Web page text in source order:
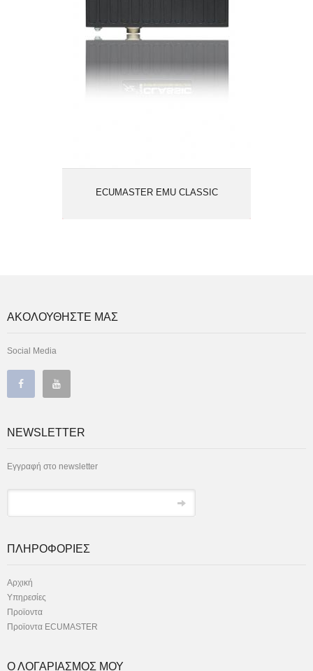
ECUMASTER EMU CLASSIC
ΑΚΟΛΟΥΘΗΣΤΕ ΜΑΣ
Social Media
NEWSLETTER
Εγγραφή στο newsletter
ΠΛΗΡΟΦΟΡΙΕΣ
Αρχική
Υπηρεσίες
Προϊοντα
Προϊοντα ECUMASTER
Ο ΛΟΓΑΡΙΑΣΜΟΣ ΜΟΥ